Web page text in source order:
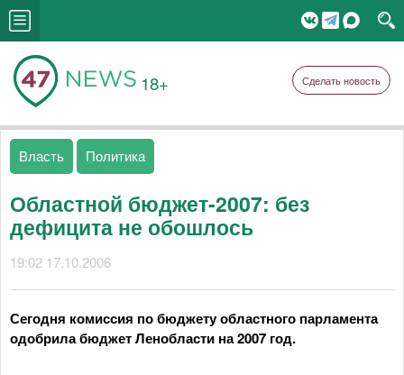
18+ Сделать новость
Власть Политика
Областной бюджет-2007: без
дефицита не обошлось
19:02 17.10.2006
Сегодня комиссия по бюджету областного парламента
одобрила бюджет Ленобласти на 2007 год.